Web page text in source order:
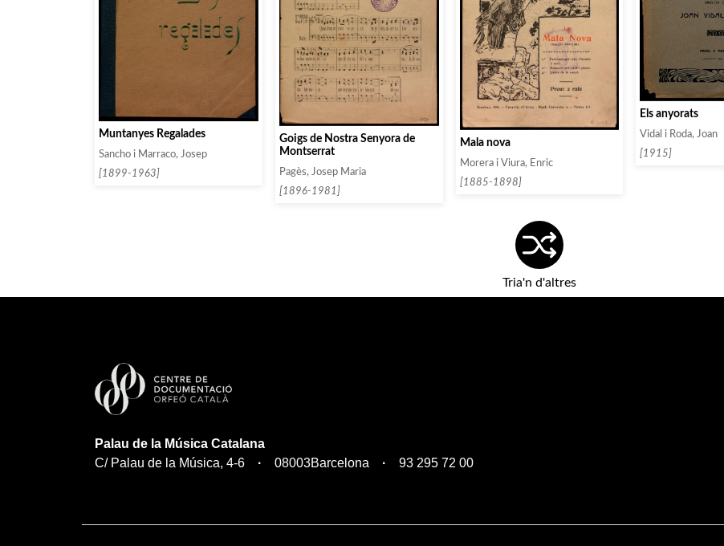
Muntanyes Regalades
Sancho i Marraco, Josep
[1899-1963]
Goigs de Nostra Senyora de
Montserrat
Pagès, Josep Maria
[1896-1981]
Mala nova
Morera i Viura, Enric
[1885-1898]
Els anyorats
Vidal i Roda, Joan
[1915]
Tria'n d'altres
Palau de la Música Catalana
C/ Palau de la Música, 4-6
08003Barcelona 93 295 72 00